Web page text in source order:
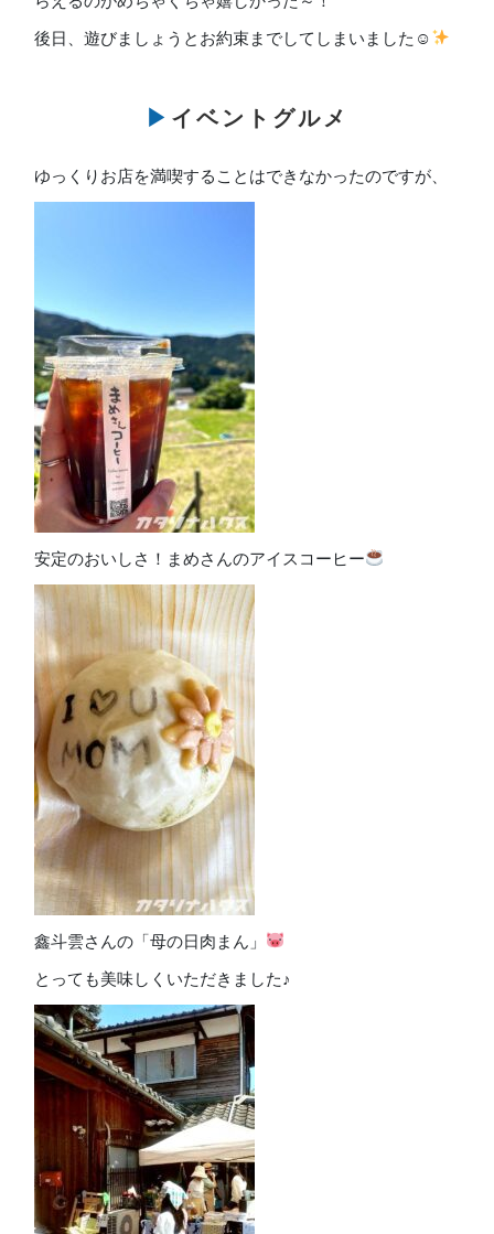
後日、遊びましょうとお約束までしてしまいました☺
▶イベントグルメ
ゆっくりお店を満喫することはできなかったのですが、
安定のおいしさ！まめさんのアイスコーヒー
鑫斗雲さんの「母の日肉まん」
とっても美味しくいただきました♪